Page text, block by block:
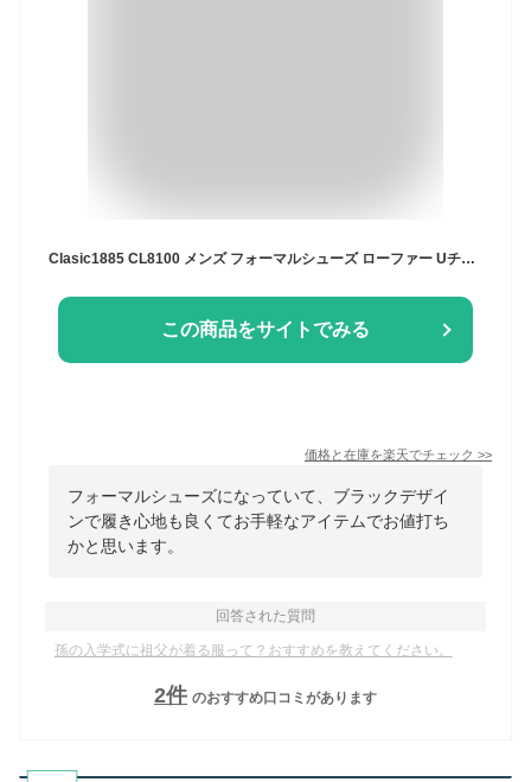
この商品をサイトでみる
価格と在庫を楽天でチェック >>
フォーマルシューズになっていて、ブラックデザイ
ンで履き心地も良くてお手軽なアイテムでお値打ち
かと思います。
回答された質問
孫の入学式に祖父が着る服って？おすすめを教えてください。
2件 のおすすめ口コミがあります